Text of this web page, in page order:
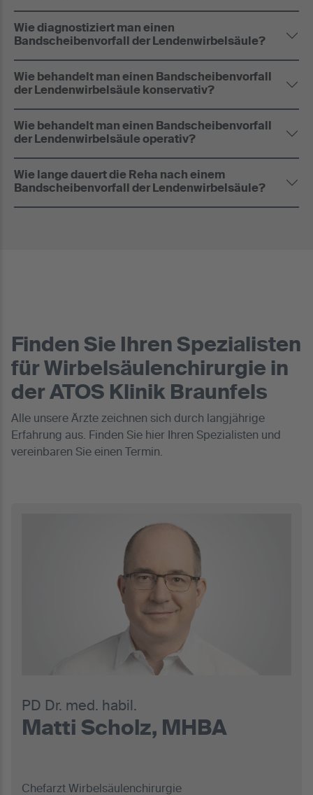
Wie diagnostiziert man einen
Bandscheibenvorfall der Lendenwirbelsäule?
Wie behandelt man einen Bandscheibenvorfall
der Lendenwirbelsäule konservativ?
Wie behandelt man einen Bandscheibenvorfall
der Lendenwirbelsäule operativ?
Wie lange dauert die Reha nach einem
Bandscheibenvorfall der Lendenwirbelsäule?
Finden Sie Ihren Spezialisten
für Wirbelsäulenchirurgie in
der ATOS Klinik Braunfels
Alle unsere Ärzte zeichnen sich durch langjährige
Erfahrung aus. Finden Sie hier Ihren Spezialisten und
vereinbaren Sie einen Termin.
PD Dr. med. habil.
Matti Scholz, MHBA
Chefarzt Wirbelsäulenchirurgie